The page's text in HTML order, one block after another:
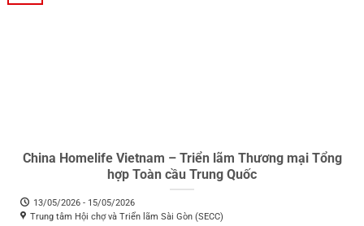
China Homelife Vietnam – Triển lãm Thương mại Tổng
hợp Toàn cầu Trung Quốc
13/05/2026 - 15/05/2026
Trung tâm Hội chợ và Triển lãm Sài Gòn (SECC)